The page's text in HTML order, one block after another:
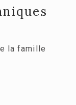
la famille